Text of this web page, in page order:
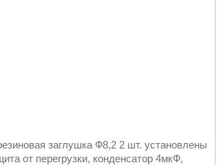
заглушка Ф8,2 2 шт. установлены
от перегрузки, конденсатор 4мкФ,